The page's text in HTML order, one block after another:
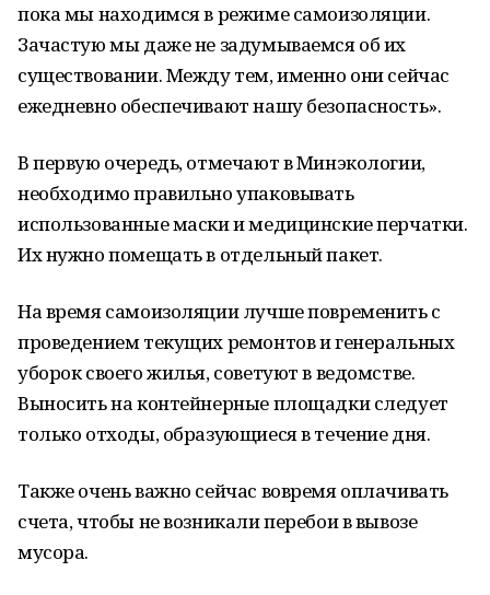
пока мы находимся в режиме самоизоляции.
Зачастую мы даже не задумываемся об их
существовании. Между тем, именно они сейчас
ежедневно обеспечивают нашу безопасность».
В первую очередь, отмечают в Минэкологии,
необходимо правильно упаковывать
использованные маски и медицинские перчатки.
Их нужно помещать в отдельный пакет.
На время самоизоляции лучше повременить с
проведением текущих ремонтов и генеральных
уборок своего жилья, советуют в ведомстве.
Выносить на контейнерные площадки следует
только отходы, образующиеся в течение дня.
Также очень важно сейчас вовремя оплачивать
счета, чтобы не возникали перебои в вывозе
мусора.